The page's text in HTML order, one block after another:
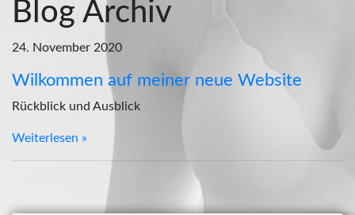
Blog Archiv
24. November 2020
Wilkommen auf meiner neue Website
Rückblick und Ausblick
Weiterlesen »